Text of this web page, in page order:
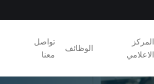
المركز
الاعلامي
الوظائف
تواصل
معنا